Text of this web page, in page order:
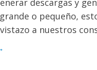
descargas y
o pequeño,
a nuestros